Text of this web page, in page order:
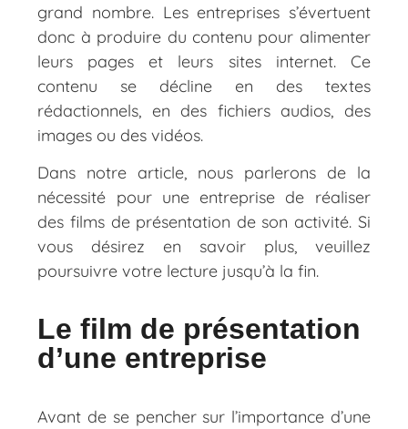
grand nombre. Les entreprises s’évertuent
donc à produire du contenu pour alimenter
leurs pages et leurs sites internet. Ce
contenu se décline en des textes
rédactionnels, en des fichiers audios, des
images ou des vidéos.
Dans notre article, nous parlerons de la
nécessité pour une entreprise de réaliser
des films de présentation de son activité. Si
vous désirez en savoir plus, veuillez
poursuivre votre lecture jusqu’à la fin.
Le film de présentation
d’une entreprise
Avant de se pencher sur l’importance d’une